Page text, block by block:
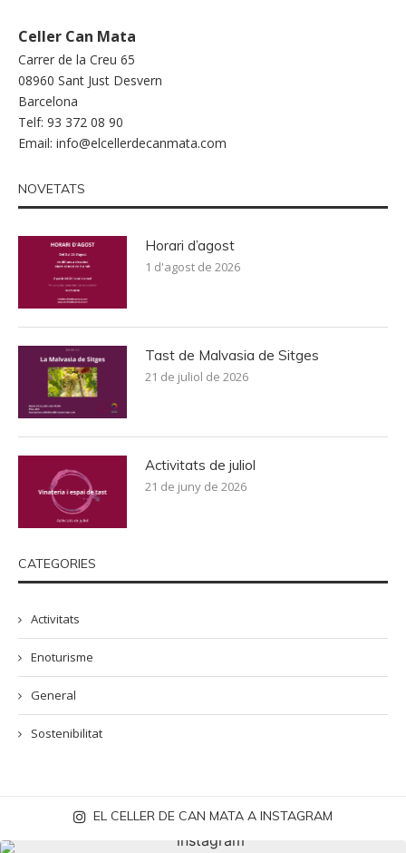
Celler Can Mata
Carrer de la Creu 65
08960 Sant Just Desvern
Barcelona
Telf: 93 372 08 90
Email: info@elcellerdecanmata.com
NOVETATS
Horari d’agost
1 d'agost de 2026
Tast de Malvasia de Sitges
21 de juliol de 2026
Activitats de juliol
21 de juny de 2026
CATEGORIES
Activitats
Enoturisme
General
Sostenibilitat
EL CELLER DE CAN MATA A INSTAGRAM